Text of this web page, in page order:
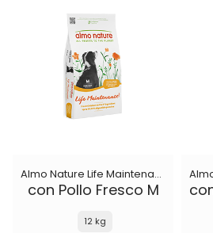
Almo Nature Life Maintenance
con Pollo Fresco M
12 kg